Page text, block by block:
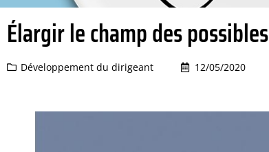
Élargir le champ des possibles
Développement du dirigeant 12/05/2020